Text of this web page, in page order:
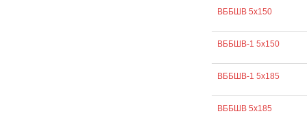
ВББШВ 5х150
ВББШВ-1 5х150
ВББШВ-1 5х185
ВББШВ 5х185